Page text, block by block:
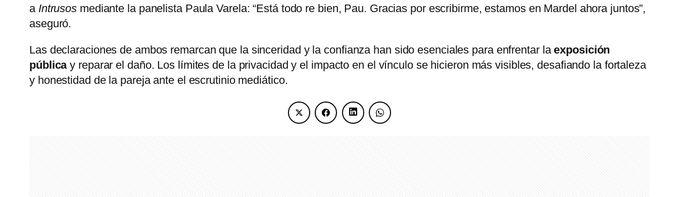
a Intrusos mediante la panelista Paula Varela: “Está todo re bien, Pau. Gracias por escribirme, estamos en Mardel ahora juntos”,
aseguró.
Las declaraciones de ambos remarcan que la sinceridad y la confianza han sido esenciales para enfrentar laexposición
públicay reparar el daño. Los límites de la privacidad y el impacto en el vínculo se hicieron más visibles, desafiando la fortaleza
y honestidad de la pareja ante el escrutinio mediático.